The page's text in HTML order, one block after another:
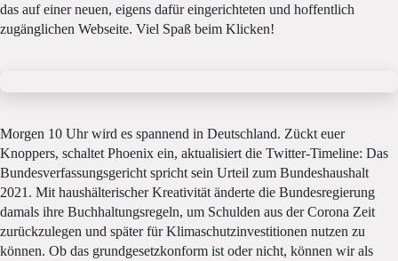
das auf einer neuen, eigens dafür eingerichteten und hoffentlich
zugänglichen Webseite. Viel Spaß beim Klicken!
Morgen 10 Uhr wird es spannend in Deutschland. Zückt euer
Knoppers, schaltet Phoenix ein, aktualisiert die Twitter-Timeline: Das
Bundesverfassungsgericht spricht sein Urteil zum Bundeshaushalt
2021. Mit haushälterischer Kreativität änderte die Bundesregierung
damals ihre Buchhaltungsregeln, um Schulden aus der Corona Zeit
zurückzulegen und später für Klimaschutzinvestitionen nutzen zu
können. Ob das grundgesetzkonform ist oder nicht, können wir als